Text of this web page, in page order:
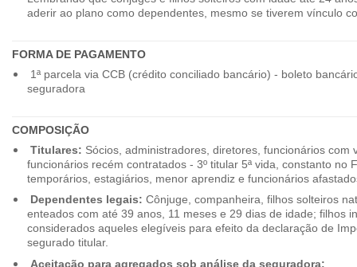
aderir ao plano como dependentes, mesmo se tiverem vínculo
FORMA DE PAGAMENTO
1ª parcela via CCB (crédito conciliado bancário) - boleto
seguradora
COMPOSIÇÃO
Titulares: Sócios, administradores, diretores, funcionários com
funcionários recém contratados - 3º titular 5ª vida, constanto no
temporários, estagiários, menor aprendiz e funcionários
Dependentes legais: Cônjuge, companheira, filhos solteiros
enteados com até 39 anos, 11 meses e 29 dias de idade; filhos
considerados aqueles elegíveis para efeito da declaração de
segurado titular.
Aceitação para agregados sob análise da seguradora: